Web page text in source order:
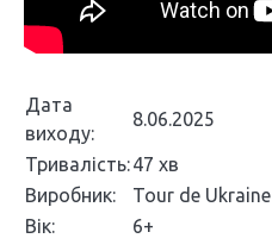
Дата
виходу:
8.06.2025
Тривалість:47 хв
Виробник:
Tour de Ukraine
Вік:
6+